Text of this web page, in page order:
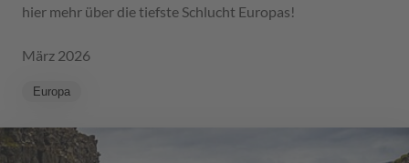
hier mehr über die tiefste Schlucht Europas!
März 2026
Europa